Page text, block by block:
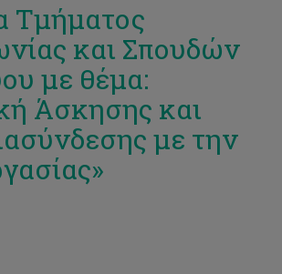
Τμήματος
και Σπουδών
με θέμα:
Άσκησης και
με την